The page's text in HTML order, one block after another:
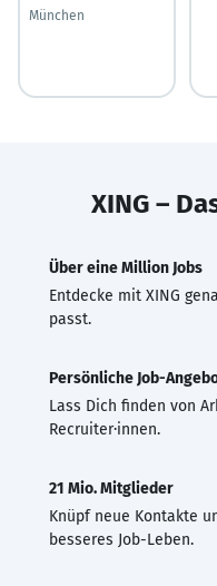
München
XING –
Über eine Million Jobs
Entdecke mit XING
passt.
Persönliche Job-
Lass Dich finden von
Recruiter·innen.
21 Mio. Mitglieder
Knüpf neue Kontakte
besseres Job-Leben.